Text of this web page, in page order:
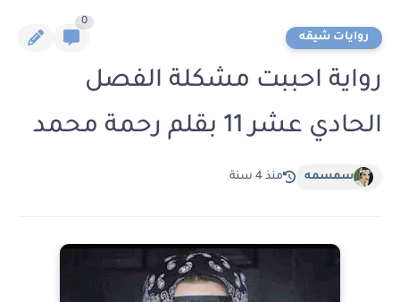
روايات شيقه
0
رواية احببت مشكلة الفصل
الحادي عشر 11 بقلم رحمة محمد
سمسمه منذ 4 سنة